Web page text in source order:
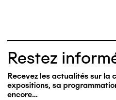
Restez
Recevez les actualités sur la
expositions, sa
encore…